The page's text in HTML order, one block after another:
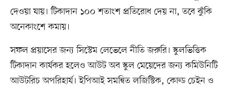
দেওয়া যায়। টিকাদান ১০০ শতাংশ প্রতিরোধ দেয় না, তবে ঝুঁকি
অনেকাংশে কমায়।
সফল প্রয়াসের জন্য সিস্টেম লেভেলে নীতি জরুরি। স্কুলভিত্তিক
টিকাদান কার্যকর হলেও আউট অব স্কুল মেয়েদের জন্য কমিউনিটি
আউটরিচ অপরিহার্য। ইপিআই সমন্বিত লজিস্টিক, কোল্ড চেইন ও